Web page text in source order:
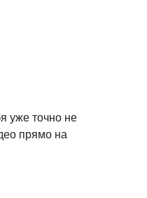
уже точно не
прямо на